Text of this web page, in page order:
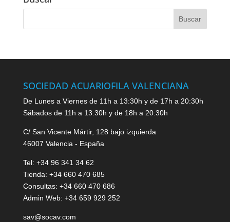
SOCIEDAD ACUARIOFILA VALENCIANA
De Lunes a Viernes de 11h a 13:30h y de 17h a 20:30h
Sábados de 11h a 13:30h y de 18h a 20:30h
C/ San Vicente Mártir, 128 bajo izquierda
46007 Valencia - España
Tel: +34 96 341 34 62
Tienda: +34 660 470 685
Consultas: +34 660 470 686
Admin Web: +34 659 929 252
sav@socav.com